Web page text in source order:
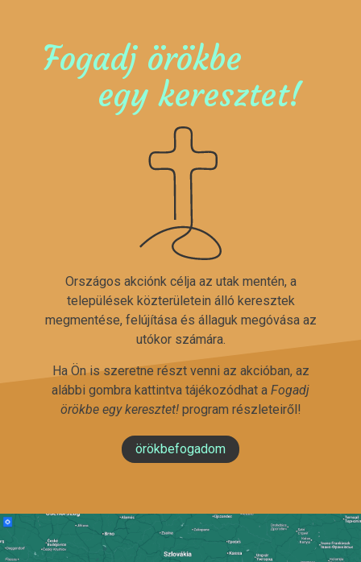
Fogadj örökbe
egy keresztet!
Országos akciónk célja az utak mentén, a
települések közterületein álló keresztek
megmentése, felújítása és állaguk megóvása az
utókor számára.
Ha Ön is szeretne részt venni az akcióban, az
alábbi gombra kattintva tájékozódhat a Fogadj
örökbe egy keresztet!program részleteiről!
örökbefogadom